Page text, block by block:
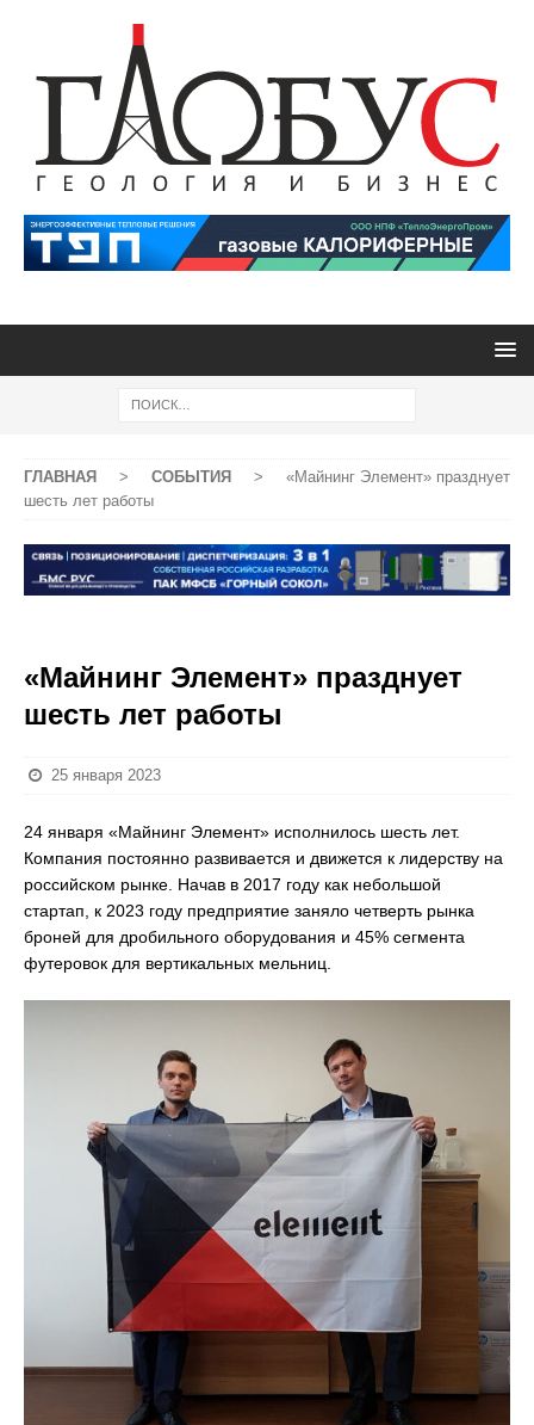
ГЛАВНАЯ > СОБЫТИЯ >
«Майнинг Элемент» празднует
шесть лет работы
«Майнинг Элемент» празднует
шесть лет работы
25 января 2023
24 января «Майнинг Элемент» исполнилось шесть лет.
Компания постоянно развивается и движется к лидерству на
российском рынке. Начав в 2017 году как небольшой
стартап, к 2023 году предприятие заняло четверть рынка
броней для дробильного оборудования и 45% сегмента
футеровок для вертикальных мельниц.